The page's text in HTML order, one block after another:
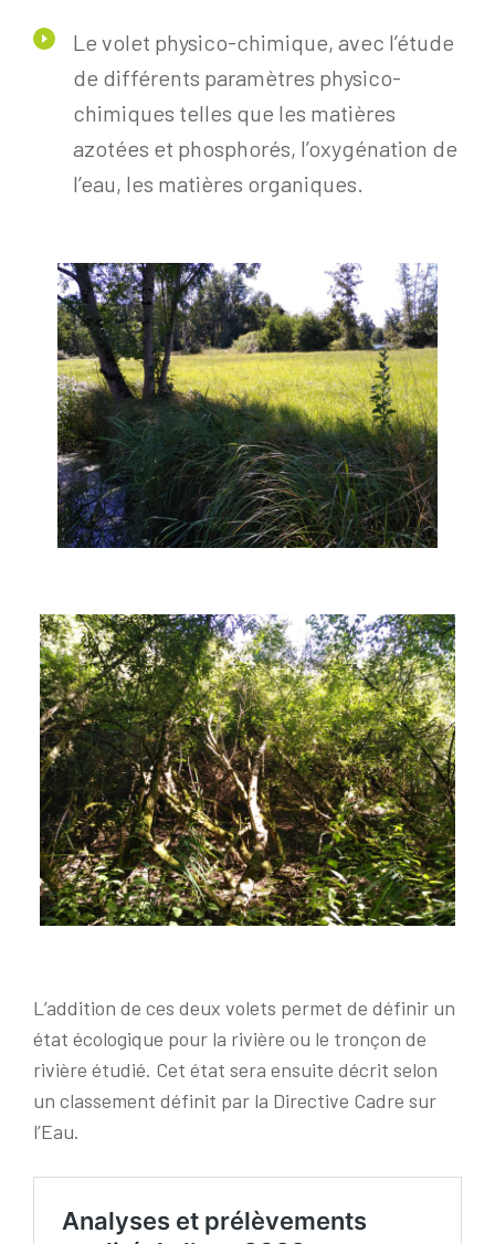
Le volet physico-chimique, avec l’étude
de différents paramètres physico-
chimiques telles que les matières
azotées et phosphorés, l’oxygénation de
l’eau, les matières organiques.
L’addition de ces deux volets permet de définir un
état écologique pour la rivière ou le tronçon de
rivière étudié. Cet état sera ensuite décrit selon
un classement définit par la Directive Cadre sur
l’Eau.